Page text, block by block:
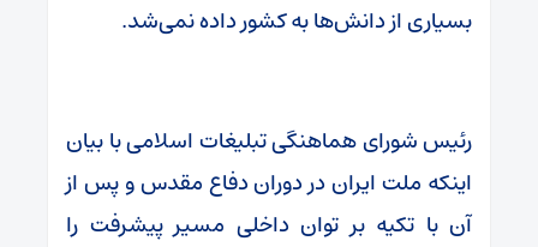
بسیاری از دانش‌ها به کشور داده نمی‌شد.
رئیس شورای هماهنگی تبلیغات اسلامی با بیان
اینکه ملت ایران در دوران دفاع مقدس و پس از
آن با تکیه بر توان داخلی مسیر پیشرفت را